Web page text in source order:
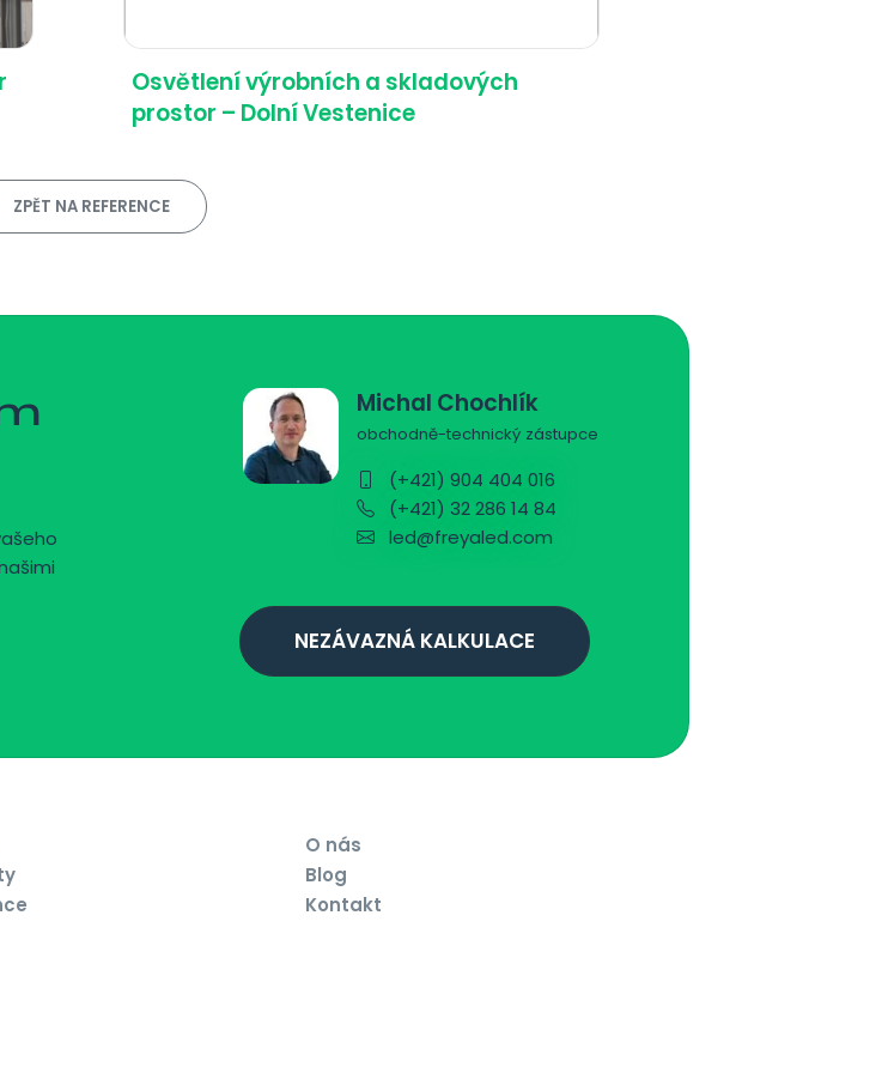
Osvětlení výrobních a skladových
prostor – Dolní Vestenice
ZPĚT NA REFERENCE
Michal Chochlík
obchodně-technický zástupce
(+421) 904 404 016
(+421) 32 286 14 84
led@freyaled.com
NEZÁVAZNÁ KALKULACE
O nás
Blog
Kontakt